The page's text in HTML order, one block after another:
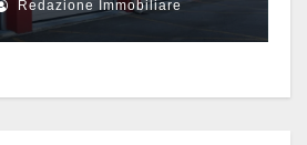
Redazione Immobiliare